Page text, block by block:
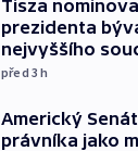
Tisza
prezidenta
nejvyššího
před 3h
Americký
právníka jako